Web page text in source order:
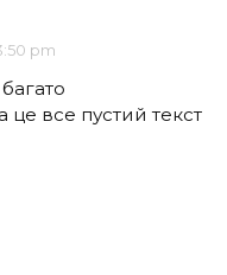
pm
це все пустий текст